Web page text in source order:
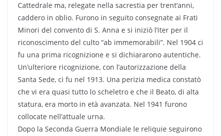
Cattedrale ma, relegate nella sacrestia per trent’anni,
caddero in oblio. Furono in seguito consegnate ai Frati
Minori del convento di S. Anna e si iniziò l’iter per il
riconoscimento del culto “ab immemorabili”. Nel 1904 ci
fu una prima ricognizione e si dichiararono autentiche.
Un’ulteriore ricognizione, con l’autorizzazione della
Santa Sede, ci fu nel 1913. Una perizia medica constatò
che vi era quasi tutto lo scheletro e che il Beato, di alta
statura, era morto in età avanzata. Nel 1941 furono
collocate nell’attuale urna.
Dopo la Seconda Guerra Mondiale le reliquie seguirono